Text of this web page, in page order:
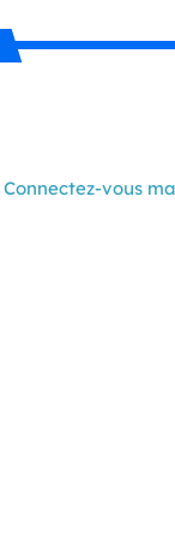
Connectez-vous